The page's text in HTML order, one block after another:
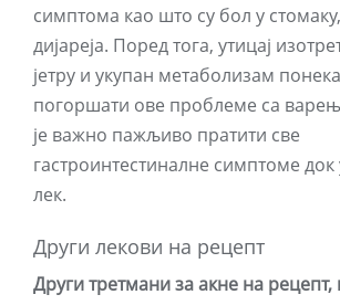
симптома као што су бол у
дијареја. Поред тога, утицај
јетру и укупан метаболизам
погоршати ове проблеме са
је важно пажљиво пратити све
гастроинтестиналне симптоме док
лек.
Други лекови на рецепт
Други третмани за акне на рецепт,